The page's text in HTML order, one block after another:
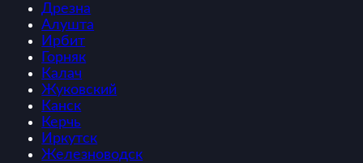
Дрезна
Алушта
Ирбит
Горняк
Калач
Жуковский
Канск
Керчь
Иркутск
Железноводск